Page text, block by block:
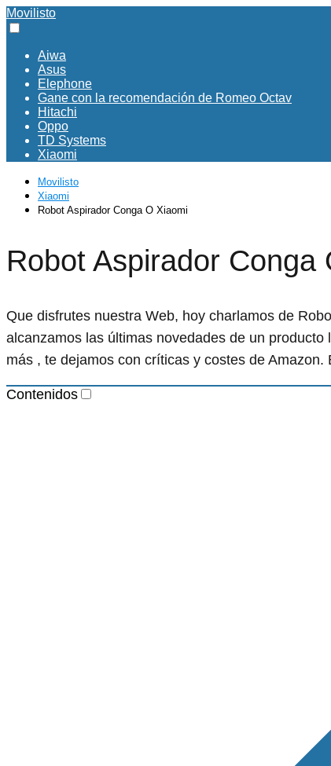
Movilisto
Aiwa
Asus
Elephone
Gane con la recomendación de Romeo Octav
Hitachi
Oppo
TD Systems
Xiaomi
Movilisto
Xiaomi
Robot Aspirador Conga O Xiaomi
Robot Aspirador Conga
Que disfrutes nuestra Web, hoy charlamos de
alcanzamos las últimas novedades de un
más , te dejamos con críticas y costes de Amazon.
Contenidos